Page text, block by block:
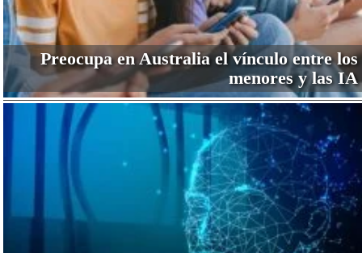
Preocupa en Australia el vínculo entre los
menores y las IA